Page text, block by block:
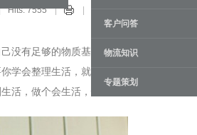
客户问答
物流知识
专题策划
Hits: 7555
没有足够的物质基础，怎么能够好好享受
学会整理生活，就会发现一切都变得轻而
活，做个会生活，快乐的人！